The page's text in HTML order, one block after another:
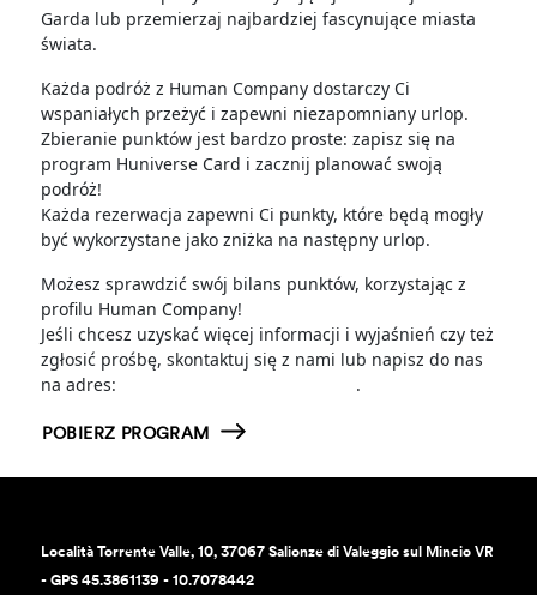
Garda lub przemierzaj najbardziej fascynujące miasta
świata.
Każda podróż z Human Company dostarczy Ci
wspaniałych przeżyć i zapewni niezapomniany urlop.
Zbieranie punktów jest bardzo proste: zapisz się na
program Huniverse Card i zacznij planować swoją
podróż!
Każda rezerwacja zapewni Ci punkty, które będą mogły
być wykorzystane jako zniżka na następny urlop.
Możesz sprawdzić swój bilans punktów, korzystając z
profilu Human Company!
Jeśli chcesz uzyskać więcej informacji i wyjaśnień czy też
zgłosić prośbę, skontaktuj się z nami lub napisz do nas
na adres:
.
POBIERZ PROGRAM
Località Torrente Valle, 10, 37067 Salionze di Valeggio sul Mincio VR
- GPS 45.3861139 - 10.7078442